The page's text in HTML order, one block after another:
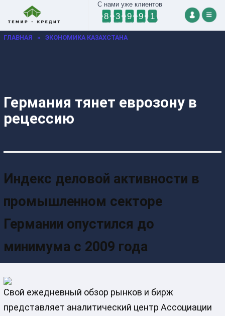
С нами уже клиентов
8 3 9 9 1
ГЛАВНАЯ » ЭКОНОМИКА КАЗАХСТАНА
Германия тянет еврозону в
рецессию
Индекс деловой активности в
промышленном секторе
Германии опустился до
минимума с 2009 года
Свой ежедневный обзор рынков и бирж
представляет аналитический центр Ассоциации